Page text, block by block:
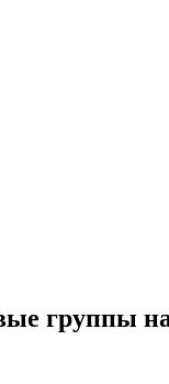
группы